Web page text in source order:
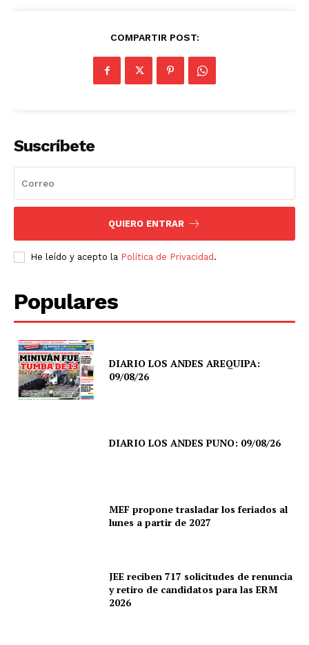
COMPARTIR POST:
Suscríbete
QUIERO ENTRAR
He leído y acepto la Política de Privacidad .
Populares
DIARIO LOS ANDES AREQUIPA:
09/08/26
DIARIO LOS ANDES PUNO: 09/08/26
MEF propone trasladar los feriados al
lunes a partir de 2027
JEE reciben 717 solicitudes de renuncia
y retiro de candidatos para las ERM
2026